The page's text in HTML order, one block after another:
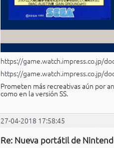
https://game.watch.impress.co.jp/
https://game.watch.impress.co.jp/
Prometen más recreativas aún por
como en la versión SS.
27-04-2018 17:58:45
Re: Nueva portátil de